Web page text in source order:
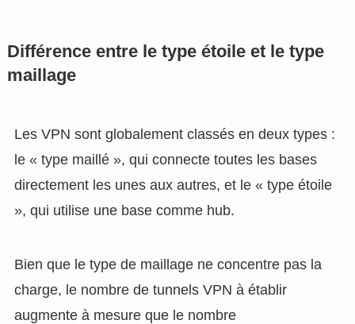
Différence entre le type étoile et le type
maillage
Les VPN sont globalement classés en deux types :
le « type maillé », qui connecte toutes les bases
directement les unes aux autres, et le « type étoile
», qui utilise une base comme hub.
Bien que le type de maillage ne concentre pas la
charge, le nombre de tunnels VPN à établir
augmente à mesure que le nombre